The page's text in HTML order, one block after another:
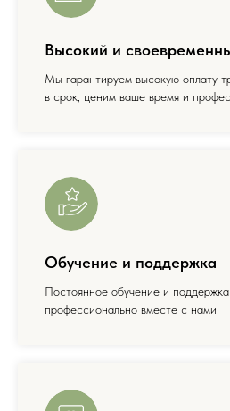
Высокий и
Мы гарантируем высокую оплату
в срок, ценим ваше время и
Обучение и поддержка
Постоянное обучение и
профессионально вместе с нами